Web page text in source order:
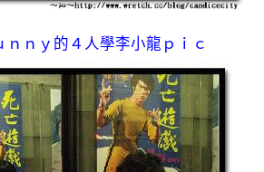
ｎｎｙ的４人學李小龍ｐｉｃ